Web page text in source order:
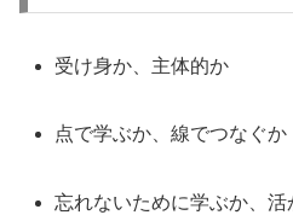
受け身か、主体的か
点で学ぶか、線でつなぐか
忘れないために学ぶか、